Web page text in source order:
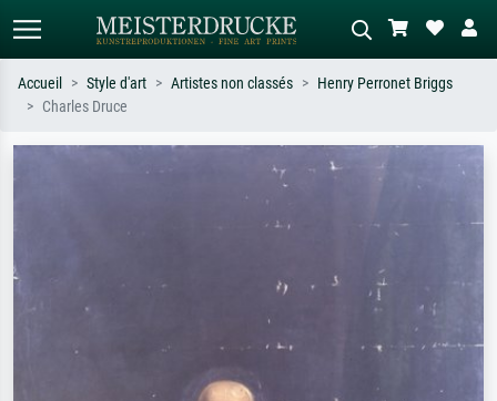
Décrivez la scène – ex. prairie verte,
abstrait avec beaucoup de rouge,
tableau sombre, nu debout près d'un
arbre.
Accueil Style d'art Artistes non classés
Henry Perronet Briggs
Charles Druce